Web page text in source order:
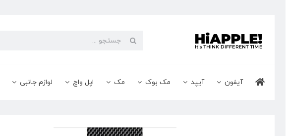
content
جستجو
آیفون آیپد مک بوک مک اپل واچ لوازم جانبی